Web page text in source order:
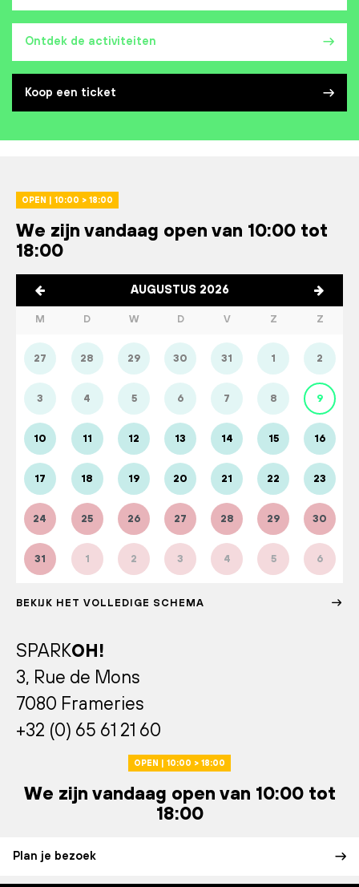
Ontdek de activiteiten
Koop een ticket
OPEN | 10:00 > 18:00
We zijn vandaag open van 10:00 tot
18:00
AUGUSTUS 2026
M D W D V Z Z
27 28 29 30 31 1 2
3 4 5 6 7 8 9
10 11 12 13 14 15 16
17 18 19 20 21 22 23
24 25 26 27 28 29 30
31 1 2 3 4 5 6
BEKIJK HET VOLLEDIGE SCHEMA
SPARKOH!
3, Rue de Mons
7080 Frameries
+32 (0) 65 61 21 60
OPEN | 10:00 > 18:00
We zijn vandaag open van 10:00 tot
18:00
Plan je bezoek